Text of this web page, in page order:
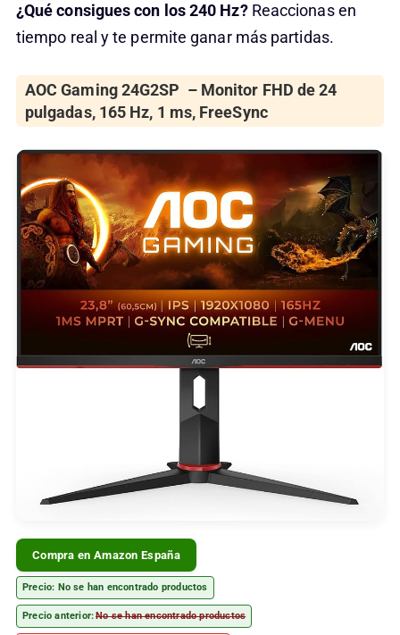
¿Qué consigues con los 240 Hz? Reaccionas en
tiempo real y te permite ganar más partidas.
AOC Gaming 24G2SP – Monitor FHD de 24
pulgadas, 165 Hz, 1 ms, FreeSync
Compra en Amazon España
Precio: No se han encontrado productos
Precio anterior:No se han encontrado productos